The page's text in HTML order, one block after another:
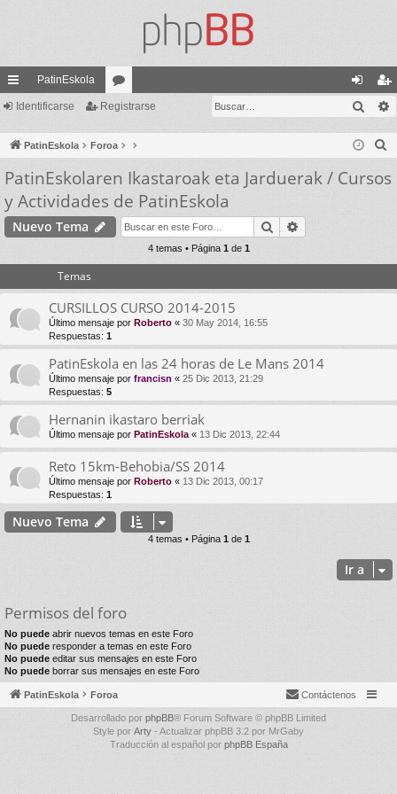
nl
ac
es
rá
pi
do
s
PatinEskola
or
os
de
nti
fic
ar
eg
ist
ra
rs
Identificarse Registrarse
PatinEskola Foroa
s
PatinEskolaren Ikastaroak eta Jarduerak / Cursos
y Actividades de PatinEskola
Nuevo Tema Buscar
4 temas • Página 1 de 1
Temas
CURSILLOS CURSO 2014-2015
Último mensaje por Roberto « 30 May 2014, 16:55
Respuestas: 1
PatinEskola en las 24 horas de Le Mans 2014
Último mensaje por francisn « 25 Dic 2013, 21:29
Respuestas: 5
Hernanin ikastaro berriak
Último mensaje por PatinEskola « 13 Dic 2013, 22:44
Reto 15km-Behobia/SS 2014
Último mensaje por Roberto « 13 Dic 2013, 00:17
Respuestas: 1
Nuevo Tema
4 temas • Página 1de 1
Ir a
Permisos del foro
No puede abrir nuevos temas en este Foro
No puede responder a temas en este Foro
No puede editar sus mensajes en este Foro
No puede borrar sus mensajes en este Foro
PatinEskola Foroa Contáctenos
Desarrollado por phpBB® Forum Software © phpBB Limited
Style por Arty - Actualizar phpBB 3.2 por MrGaby
Traducción al español por phpBB España